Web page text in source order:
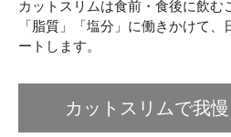
カットスリムは食前・食後に飲む
「脂質」「塩分」に働きかけて
ートします。
カットスリムで我